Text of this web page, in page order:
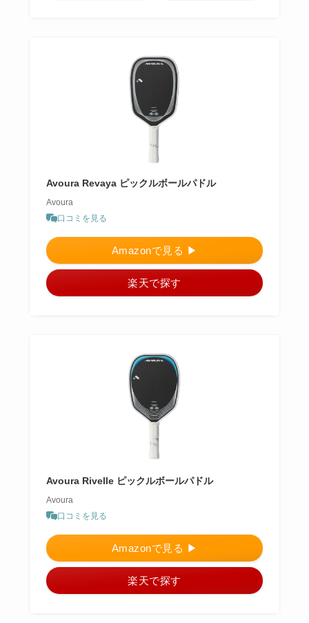
Avoura Revaya ピックルボールパドル
Avoura
口コミを見る
Amazonで見る ▶︎
楽天で探す
Avoura Rivelle ピックルボールパドル
Avoura
口コミを見る
Amazonで見る ▶︎
楽天で探す